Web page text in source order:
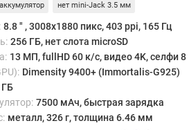
нет mini-Jack 3.5 мм
8.8 ″ , 3008x1880 пикс, 403 ppi, 165 Гц
256 ГБ, нет слота microSD
13 МП, fullHD 60 к/с, видео 4K, селфи
Dimensity 9400+ (Immortalis-G925)
ГБ
7500 мАч, быстрая зарядка
металл, 326 г, толщина 6.46 мм